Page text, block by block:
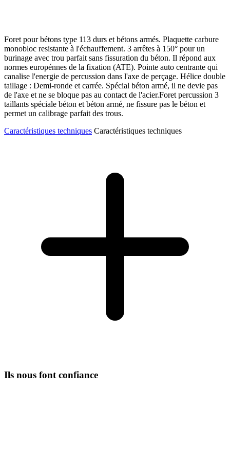
Foret pour bétons type 113 durs et bétons armés. Plaquette carbure
monobloc resistante à l'échauffement. 3 arrêtes à 150° pour un
burinage avec trou parfait sans fissuration du béton. Il répond aux
normes europénnes de la fixation (ATE). Pointe auto centrante qui
canalise l'energie de percussion dans l'axe de perçage. Hélice double
taillage : Demi-ronde et carrée. Spécial béton armé, il ne devie pas
de l'axe et ne se bloque pas au contact de l'acier.Foret percussion 3
taillants spéciale béton et béton armé, ne fissure pas le béton et
permet un calibrage parfait des trous.
Caractéristiques techniques Caractéristiques techniques
Ils nous font confiance